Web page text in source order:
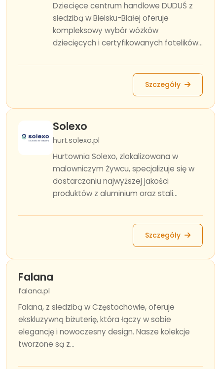
Dziecięce centrum handlowe DUDUŚ z
siedzibą w Bielsku-Białej oferuje
kompleksowy wybór wózków
dziecięcych i certyfikowanych fotelików...
Szczegóły
Solexo
hurt.solexo.pl
Hurtownia Solexo, zlokalizowana w
malowniczym Żywcu, specjalizuje się w
dostarczaniu najwyższej jakości
produktów z aluminium oraz stali...
Szczegóły
Falana
falana.pl
Falana, z siedzibą w Częstochowie, oferuje
ekskluzywną biżuterię, która łączy w sobie
elegancję i nowoczesny design. Nasze kolekcje
tworzone są z...